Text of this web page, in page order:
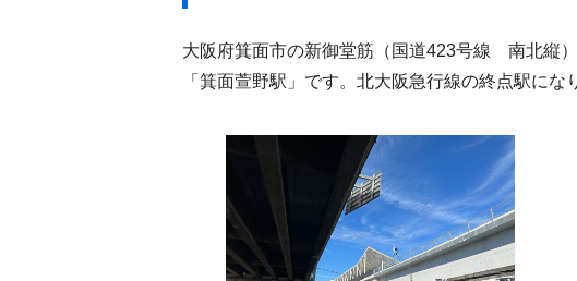
大阪府箕面市の新御堂筋（国道423号線 南北縦
「箕面萱野駅」です。北大阪急行線の終点駅にな